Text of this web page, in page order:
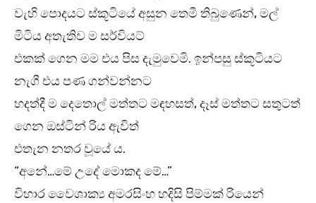
වැහි පොදයට ස්කූටියේ අසුන තෙමී තිබුණෙන්, මල්
මිටිය අතැතිව ම සර්වියට්
එකක් ගෙන මම එය පිස දැමුවෙමි. ඉන්පසු ස්කූටියට
නැගී එය පණ ගන්වන්නට
හදත්දී ම දෙතොල් මත්තට මඳහසත්, දෑස් මත්තට සතුටත්
ගෙන ඔස්ටින් රිය ඇවිත්
එතැන නතර වූයේ ය.
“අනේ…මේ උදේ මොකද මේ…”
විහාර වෛශාක්‍ය අමරසිංහ හදිසි පිම්මක් රියෙන්